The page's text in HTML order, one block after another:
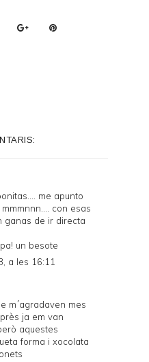
me apunto
con esas
ganas de ir directa
un besote
a les 16:11
m´agradaven mes
ja em van
aquestes
forma i xocolata